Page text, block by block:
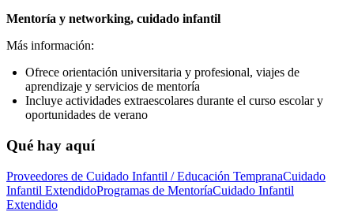
Mentoría y networking, cuidado infantil
Más información:
Ofrece orientación universitaria y profesional, viajes de
aprendizaje y servicios de mentoría
Incluye actividades extraescolares durante el curso escolar y
oportunidades de verano
Qué hay aquí
Proveedores de Cuidado Infantil / Educación TempranaCuidado
Infantil ExtendidoProgramas de MentoríaCuidado Infantil
Extendido